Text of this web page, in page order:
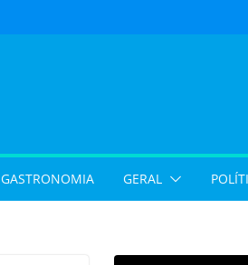
GASTRONOMIA GERAL